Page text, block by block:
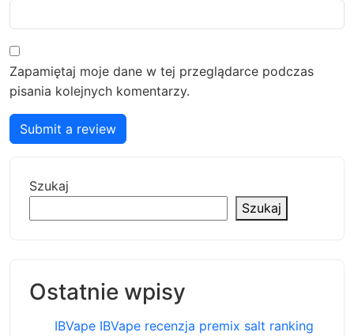
Zapamiętaj moje dane w tej przeglądarce podczas
pisania kolejnych komentarzy.
Submit a review
Szukaj
Szukaj
Ostatnie wpisy
IBVape IBVape recenzja premix salt ranking